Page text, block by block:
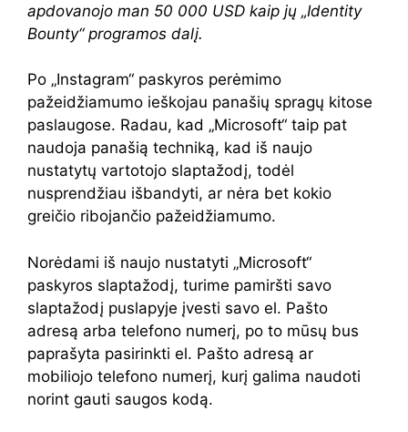
apdovanojo man 50 000 USD kaip jų „Identity
Bounty“ programos dalį.
Po „Instagram“ paskyros perėmimo
pažeidžiamumo ieškojau panašių spragų kitose
paslaugose. Radau, kad „Microsoft“ taip pat
naudoja panašią techniką, kad iš naujo
nustatytų vartotojo slaptažodį, todėl
nusprendžiau išbandyti, ar nėra bet kokio
greičio ribojančio pažeidžiamumo.
Norėdami iš naujo nustatyti „Microsoft“
paskyros slaptažodį, turime pamiršti savo
slaptažodį puslapyje įvesti savo el. Pašto
adresą arba telefono numerį, po to mūsų bus
paprašyta pasirinkti el. Pašto adresą ar
mobiliojo telefono numerį, kurį galima naudoti
norint gauti saugos kodą.